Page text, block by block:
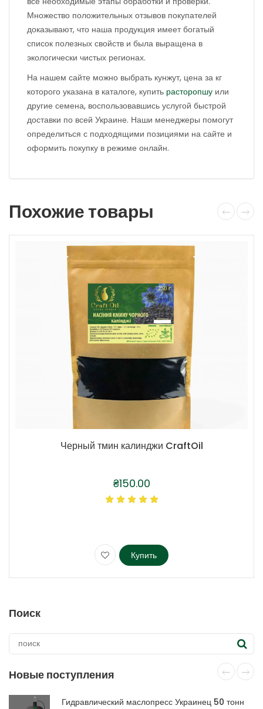
Множество положительных отзывов покупателей
доказывают, что наша продукция имеет богатый
список полезных свойств и была выращена в
экологически чистых регионах.
На нашем сайте можно выбрать кунжут, цена за кг
которого указана в каталоге, купить расторопшу или
другие семена, воспользовавшись услугой быстрой
доставки по всей Украине. Наши менеджеры помогут
определиться с подходящими позициями на сайте и
оформить покупку в режиме онлайн.
Похожие товары
Черный тмин калинджи CraftOil
₴150.00
Купить
несколько
вариаций.
Опции
можно
выбрать
на
странице
товара.
Поиск
Новые поступления
Гидравлический маслопресс Украинец 50 тонн